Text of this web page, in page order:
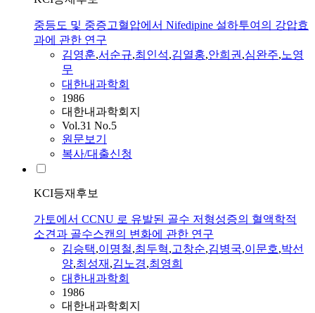
중등도 및 중증고혈압에서 Nifedipine 설하투여의 강압효
과에 관한 연구
김영훈,서순규,최인석,김열홍,안희권,심완주,노영
무
대한내과학회
1986
대한내과학회지
Vol.31 No.5
원문보기
복사/대출신청
KCI등재후보
가토에서 CCNU 로 유발된 골수 저형성증의 혈액학적
소견과 골수스캔의 변화에 관한 연구
김승택,이명철,최두혁,고창순,김병국,이문호,박선
양,최성재 ,김노경,최영희
대한내과학회
1986
대한내과학회지